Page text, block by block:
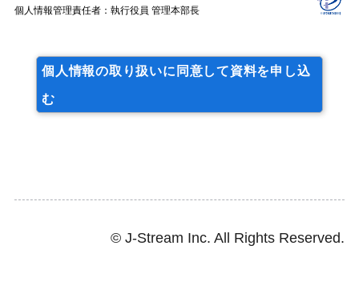
個人情報管理責任者：執行役員 管理本部長
個人情報の取り扱いに同意して資料を申し込
む
© J-Stream Inc. All Rights Reserved.